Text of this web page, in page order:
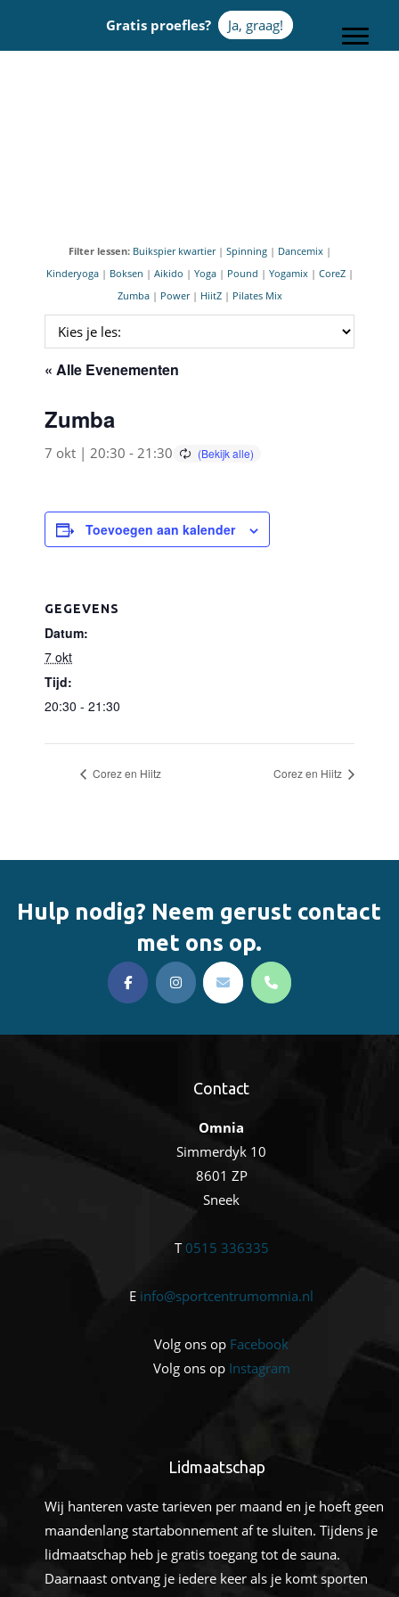
Gratis proefles? Ja, graag!
Filter lessen: Buikspier kwartier| Spinning| Dancemix|
Kinderyoga| Boksen | Aikido | Yoga| Pound | Yogamix| CoreZ|
Zumba| Power| HiitZ| Pilates Mix
« Alle Evenementen
Zumba
7 okt | 20:30 - 21:30
Toevoegen aan kalender
GEGEVENS
Datum:
7 okt
Tijd:
20:30 - 21:30
Corez en Hiitz Corez en Hiitz
Hulp nodig? Neem gerust contact
met ons op.
Contact
Omnia
Simmerdyk 10
8601 ZP
Sneek
T0515 336335
E info@sportcentrumomnia.nl
Volg ons op Facebook
Volg ons op Instagram
Lidmaatschap
Wij hanteren vaste tarieven per maand en je hoeft geen
maandenlang startabonnement af te sluiten. Tijdens je
lidmaatschap heb je gratis toegang tot de sauna.
Daarnaast ontvang je iedere keer als je komt sporten